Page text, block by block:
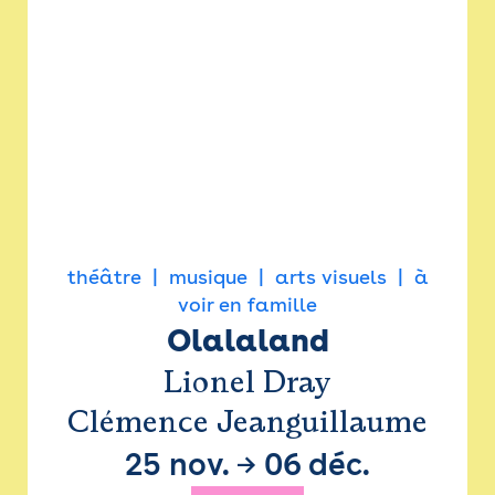
théâtre musique arts visuels
à
voir en famille
Olalaland
Lionel Dray
Clémence Jeanguillaume
25 nov. → 06 déc.